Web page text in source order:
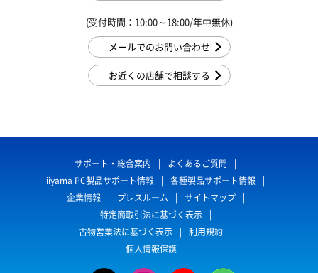
(受付時間：10:00～18:00/年中無休)
メールでのお問い合わせ
お近くの店舗で相談する
サポート・総合案内
よくあるご質問
iiyama PC製品サポート情報
各種製品サポート情報
企業情報
プレスルーム
サイトマップ
特定商取引法に基づく表示
古物営業法に基づく表示
利用規約
個人情報保護